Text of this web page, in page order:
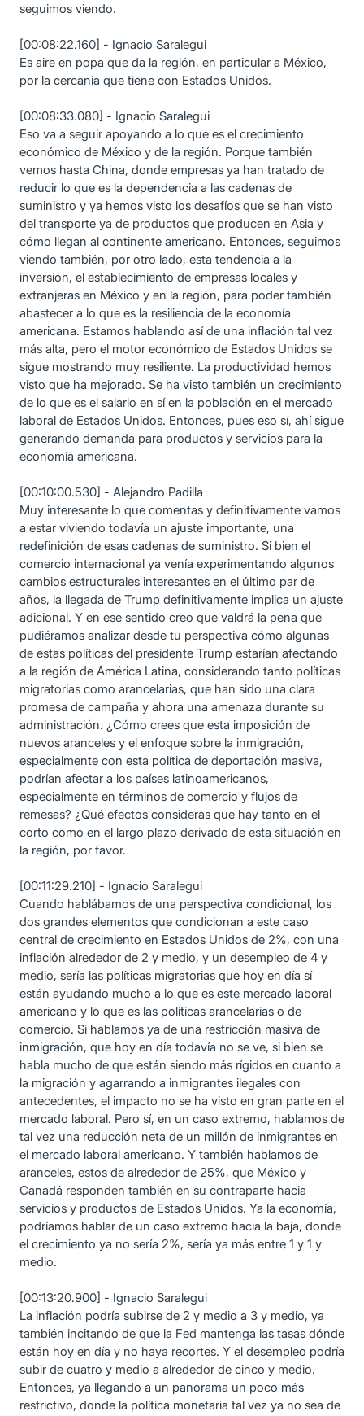
seguimos viendo.
[00:08:22.160] - Ignacio Saralegui
Es aire en popa que da la región, en particular a México,
por la cercanía que tiene con Estados Unidos.
[00:08:33.080] - Ignacio Saralegui
Eso va a seguir apoyando a lo que es el crecimiento
económico de México y de la región. Porque también
vemos hasta China, donde empresas ya han tratado de
reducir lo que es la dependencia a las cadenas de
suministro y ya hemos visto los desafíos que se han visto
del transporte ya de productos que producen en Asia y
cómo llegan al continente americano. Entonces, seguimos
viendo también, por otro lado, esta tendencia a la
inversión, el establecimiento de empresas locales y
extranjeras en México y en la región, para poder también
abastecer a lo que es la resiliencia de la economía
americana. Estamos hablando así de una inflación tal vez
más alta, pero el motor económico de Estados Unidos se
sigue mostrando muy resiliente. La productividad hemos
visto que ha mejorado. Se ha visto también un crecimiento
de lo que es el salario en sí en la población en el mercado
laboral de Estados Unidos. Entonces, pues eso sí, ahí sigue
generando demanda para productos y servicios para la
economía americana.
[00:10:00.530] - Alejandro Padilla
Muy interesante lo que comentas y definitivamente vamos
a estar viviendo todavía un ajuste importante, una
redefinición de esas cadenas de suministro. Si bien el
comercio internacional ya venía experimentando algunos
cambios estructurales interesantes en el último par de
años, la llegada de Trump definitivamente implica un ajuste
adicional. Y en ese sentido creo que valdrá la pena que
pudiéramos analizar desde tu perspectiva cómo algunas
de estas políticas del presidente Trump estarían afectando
a la región de América Latina, considerando tanto políticas
migratorias como arancelarias, que han sido una clara
promesa de campaña y ahora una amenaza durante su
administración. ¿Cómo crees que esta imposición de
nuevos aranceles y el enfoque sobre la inmigración,
especialmente con esta política de deportación masiva,
podrían afectar a los países latinoamericanos,
especialmente en términos de comercio y flujos de
remesas? ¿Qué efectos consideras que hay tanto en el
corto como en el largo plazo derivado de esta situación en
la región, por favor.
[00:11:29.210] - Ignacio Saralegui
Cuando hablábamos de una perspectiva condicional, los
dos grandes elementos que condicionan a este caso
central de crecimiento en Estados Unidos de 2%, con una
inflación alrededor de 2 y medio, y un desempleo de 4 y
medio, sería las políticas migratorias que hoy en día sí
están ayudando mucho a lo que es este mercado laboral
americano y lo que es las políticas arancelarias o de
comercio. Si hablamos ya de una restricción masiva de
inmigración, que hoy en día todavía no se ve, si bien se
habla mucho de que están siendo más rígidos en cuanto a
la migración y agarrando a inmigrantes ilegales con
antecedentes, el impacto no se ha visto en gran parte en el
mercado laboral. Pero sí, en un caso extremo, hablamos de
tal vez una reducción neta de un millón de inmigrantes en
el mercado laboral americano. Y también hablamos de
aranceles, estos de alrededor de 25%, que México y
Canadá responden también en su contraparte hacia
servicios y productos de Estados Unidos. Ya la economía,
podríamos hablar de un caso extremo hacia la baja, donde
el crecimiento ya no sería 2%, sería ya más entre 1 y 1 y
medio.
[00:13:20.900] - Ignacio Saralegui
La inflación podría subirse de 2 y medio a 3 y medio, ya
también incitando de que la Fed mantenga las tasas dónde
están hoy en día y no haya recortes. Y el desempleo podría
subir de cuatro y medio a alrededor de cinco y medio.
Entonces, ya llegando a un panorama un poco más
restrictivo, donde la política monetaria tal vez ya no sea de